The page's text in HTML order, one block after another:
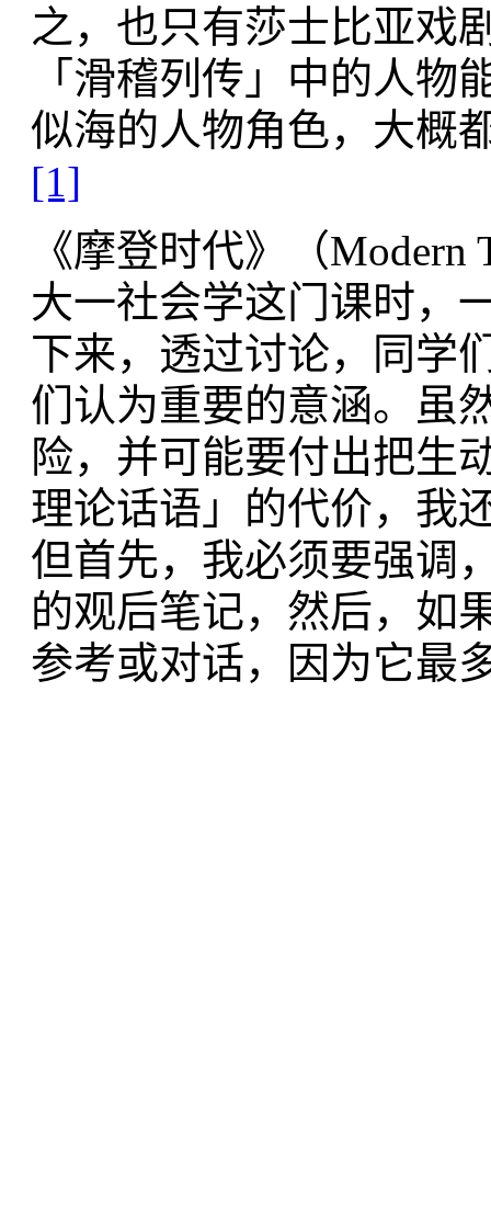
之，也只有莎士比亚戏
「滑稽列传」中的人
似海的人物角色，大概
[1]
《摩登时代》（Modern
大一社会学这门课时，
下来，透过讨论，同学
们认为重要的意涵。虽
险，并可能要付出把生
理论话语」的代价，我
但首先，我必须要强调
的观后笔记，然后，如
参考或对话，因为它最